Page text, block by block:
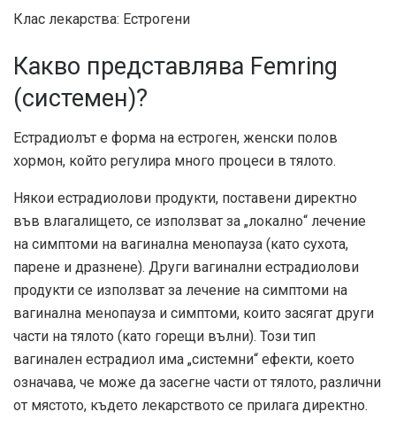
Клас лекарства: Естрогени
Какво представлява Femring
(системен)?
Естрадиолът е форма на естроген, женски полов
хормон, който регулира много процеси в тялото.
Някои естрадиолови продукти, поставени директно
във влагалището, се използват за „локално“ лечение
на симптоми на вагинална менопауза (като сухота,
парене и дразнене). Други вагинални естрадиолови
продукти се използват за лечение на симптоми на
вагинална менопауза и симптоми, които засягат други
части на тялото (като горещи вълни). Този тип
вагинален естрадиол има „системни“ ефекти, което
означава, че може да засегне части от тялото, различни
от мястото, където лекарството се прилага директно.